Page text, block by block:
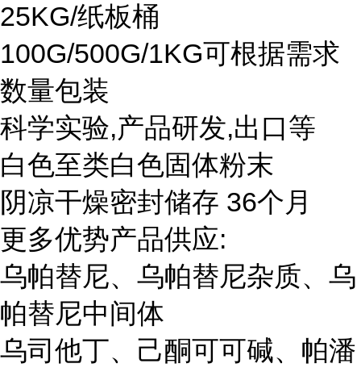
25KG/纸板桶
100G/500G/1KG可根据需求
数量包装
科学实验,产品研发,出口等
白色至类白色固体粉末
阴凉干燥密封储存 36个月
更多优势产品供应:
乌帕替尼、乌帕替尼杂质、乌
帕替尼中间体
乌司他丁、己酮可可碱、帕潘